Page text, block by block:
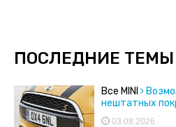
ПОСЛЕДНИЕ
Все MINI
нештатных
03.08.2026